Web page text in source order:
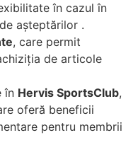
în cazul în
așteptărilor .
, care permit
de articole
în Hervis SportsClub,
oferă beneficii
pentru membrii